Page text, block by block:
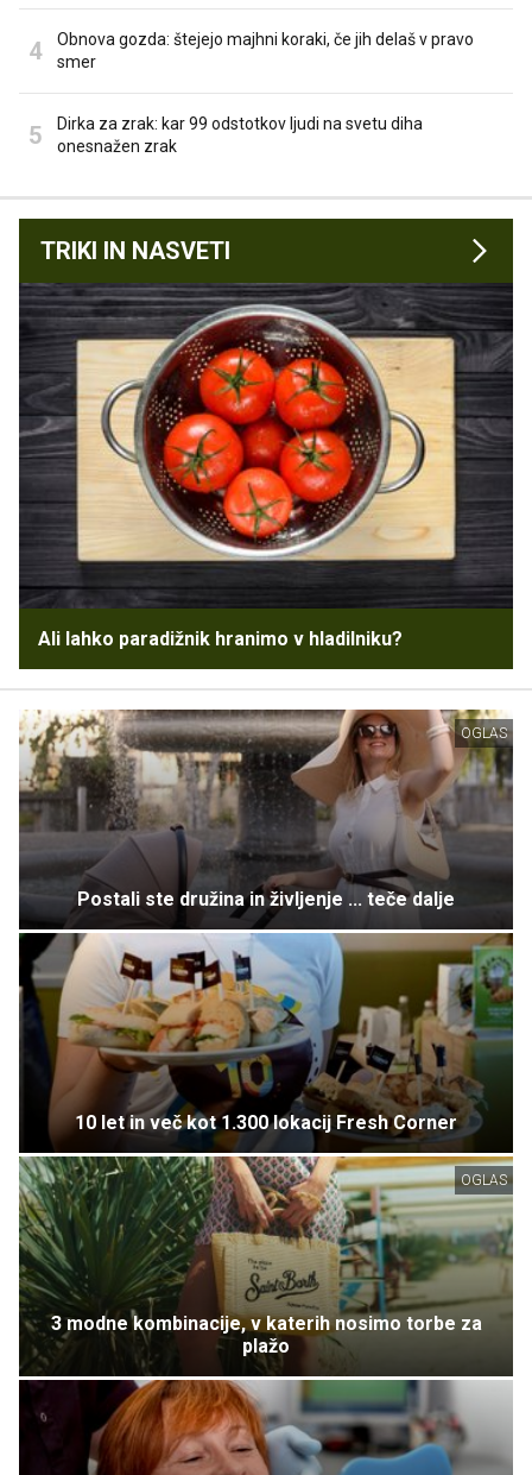
Obnova gozda: štejejo majhni koraki, če jih delaš v pravo
smer
Dirka za zrak: kar 99 odstotkov ljudi na svetu diha
onesnažen zrak
TRIKI IN NASVETI
Ali lahko paradižnik hranimo v hladilniku?
OGLAS
Postali ste družina in življenje ... teče dalje
10 let in več kot 1.300 lokacij Fresh Corner
OGLAS
3 modne kombinacije, v katerih nosimo torbe za
plažo